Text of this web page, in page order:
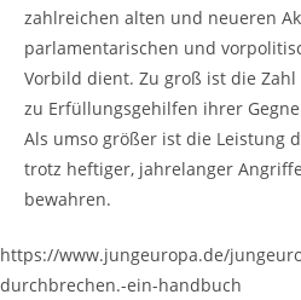
zahlreichen alten und neueren
parlamentarischen und
Vorbild dient. Zu groß ist die
zu Erfüllungsgehilfen ihrer
Als umso größer ist die Leistung
trotz heftiger, jahrelanger
bewahren.
https://www.jungeuropa.de/
durchbrechen.-ein-handbuch